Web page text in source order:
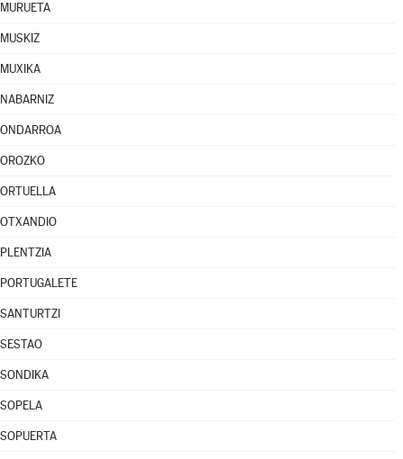
MURUETA
MUSKIZ
MUXIKA
NABARNIZ
ONDARROA
OROZKO
ORTUELLA
OTXANDIO
PLENTZIA
PORTUGALETE
SANTURTZI
SESTAO
SONDIKA
SOPELA
SOPUERTA